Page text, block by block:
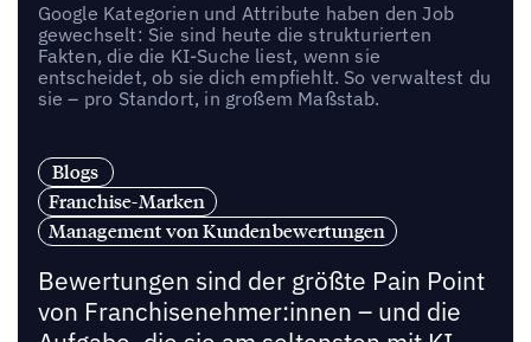
Google Kategorien und Attribute haben den Job
gewechselt: Sie sind heute die strukturierten
Fakten, die die KI-Suche liest, wenn sie
entscheidet, ob sie dich empfiehlt. So verwaltest du
sie – pro Standort, in großem Maßstab.
Blogs
Franchise-Marken
Management von Kundenbewertungen
Bewertungen sind der größte Pain Point
von Franchisenehmer:innen – und die